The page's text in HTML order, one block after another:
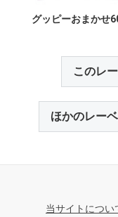
グッピーおまかせ
このレ
ほかのレー
当サイトについ